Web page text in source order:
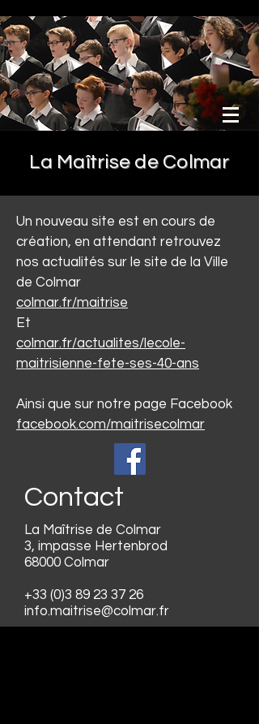
La Maîtrise de Colmar
Un nouveau site est en cours de
création, en attendant retrouvez
nos actualités sur le site de la Ville
de Colmar
colmar.fr/maitrise
Et
colmar.fr/actualites/lecole-
maitrisienne-fete-ses-40-ans
Ainsi que sur notre page Facebook
facebook.com/maitrisecolmar
Contact
La Maîtrise de Colmar
3, impasse Hertenbrod
68000 Colmar
+33 (0)3 89 23 37 26
info.maitrise@colmar.fr